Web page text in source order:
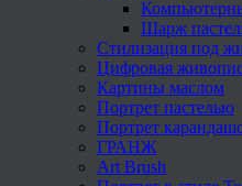
Шарж
Стилизация под
Цифровая
Картины маслом
Портрет пастелью
Портрет
ГРАНЖ
Art Brush